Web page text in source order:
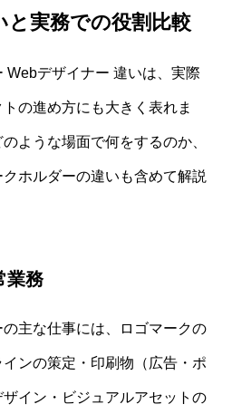
と実務での役割比較
Webデザイナー 違いは、実際
の進め方にも大きく表れま
ような場面で何をするのか、
ホルダーの違いも含めて解説
業務
主な仕事には、ロゴマークの
ンの策定・印刷物（広告・ポ
イン・ビジュアルアセットの